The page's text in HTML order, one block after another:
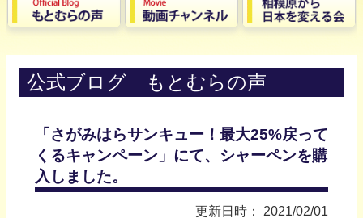
公式ブログ もとむらの声
「さがみはらサンキュー！最大25%戻って
くるキャンペーン」にて、シャーペンを購
入しました。
更新日時： 2021/02/01